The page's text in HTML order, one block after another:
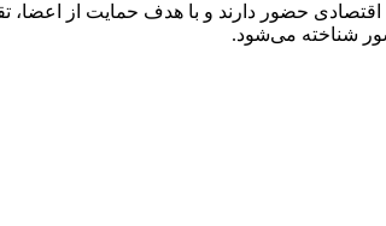
حضور دارند و با هدف حمایت از اعضا،
شناخته می‌شود.